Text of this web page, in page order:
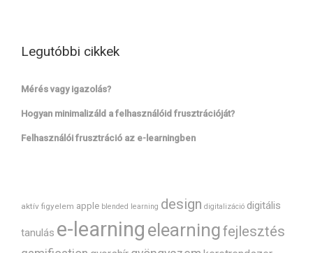
Legutóbbi cikkek
Mérés vagy igazolás?
Hogyan minimalizáld a felhasználóid frusztrációját?
Felhasználói frusztráció az e-learningben
aktív figyelem apple blended learning design digitalizáció digitális
tanulás e-learning elearningfejlesztés